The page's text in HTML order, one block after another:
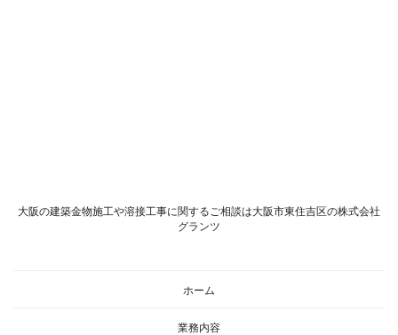
大阪の建築金物施工や溶接工事に関するご相談は大阪市東住吉区の株式会社
グランツ
ホーム
業務内容